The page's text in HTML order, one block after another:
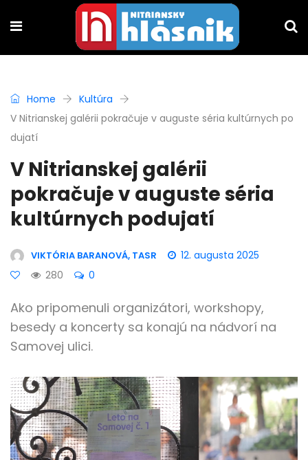
Home
Kultúra
V Nitrianskej galérii pokračuje v auguste séria kultúrnych po
dujatí
V Nitrianskej galérii
pokračuje v auguste séria
kultúrnych podujatí
VIKTÓRIA BARANOVÁ, TASR
12. augusta 2025
280
0
Ako pripomenuli organizátori, workshopy,
besedy a koncerty sa konajú na nádvorí na
Samovej ulici.